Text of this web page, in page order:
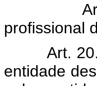
Art. 19.
profissional
Art. 20. A
entidade